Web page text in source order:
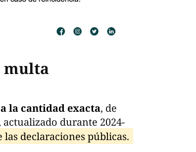
multa
la cantidad exacta, de
durante 2024-
declaraciones públicas.